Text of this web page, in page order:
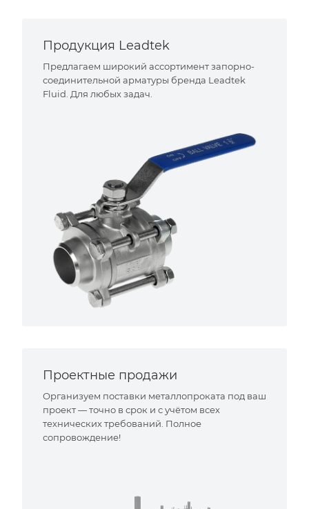
Продукция Leadtek
Предлагаем широкий ассортимент запорно-
соединительной арматуры бренда Leadtek
Fluid. Для любых задач.
Проектные продажи
Организуем поставки металлопроката под ваш
проект — точно в срок и с учётом всех
технических требований. Полное
сопровождение!